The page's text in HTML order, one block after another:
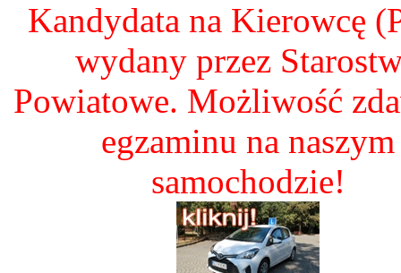
Kandydata na Kierowcę
wydany przez
Powiatowe. Możliwość
egzaminu na naszym
samochodzie!